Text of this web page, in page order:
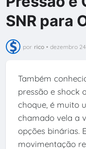
SNR para
por rico • dezembro
Também
pressão e shock
choque, é muito
chamado vela a
opções binárias.
movimentação